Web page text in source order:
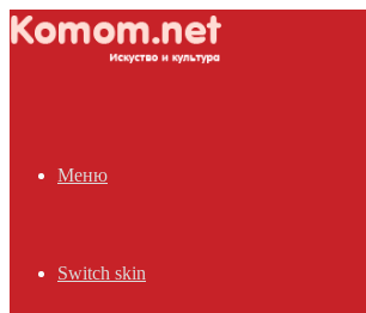
Меню
Switch skin